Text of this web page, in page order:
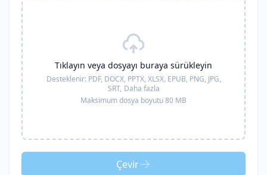
Tıklayın veya dosyayı buraya sürükleyin
Desteklenir: PDF, DOCX, PPTX, XLSX, EPUB, PNG, JPG,
SRT, Daha fazla
Maksimum dosya boyutu 80 MB
Çevir